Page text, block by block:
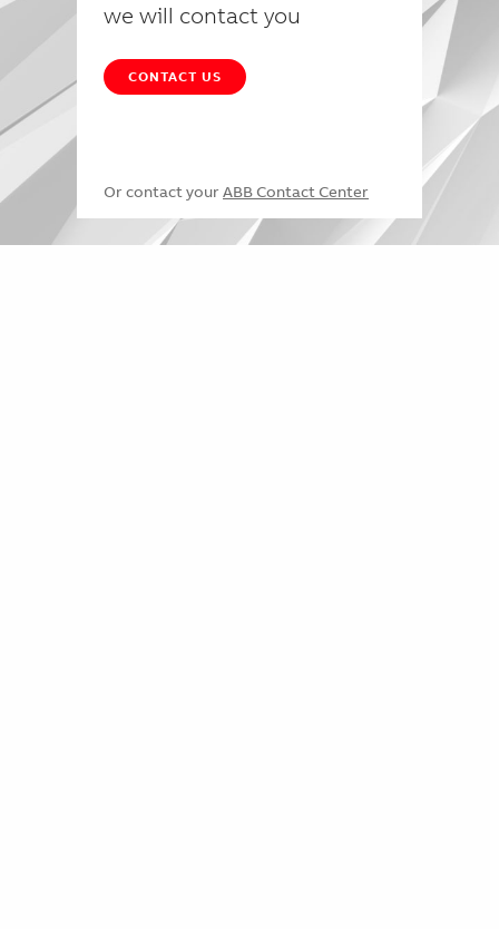
we will contact you
CONTACT US
Or contact your ABB Contact Center